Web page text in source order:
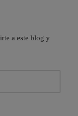
a este blog y